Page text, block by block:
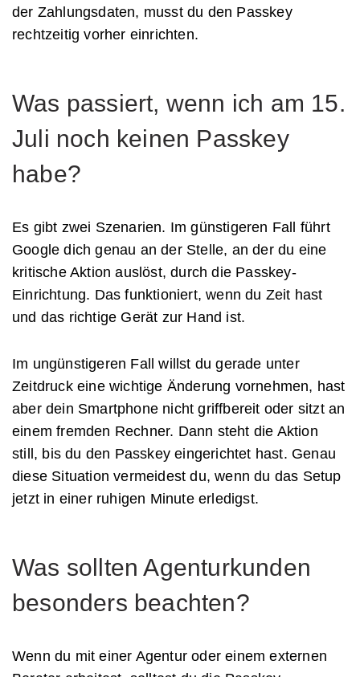
der Zahlungsdaten, musst du den Passkey
rechtzeitig vorher einrichten.
Was passiert, wenn ich am 15.
Juli noch keinen Passkey
habe?
Es gibt zwei Szenarien. Im günstigeren Fall führt
Google dich genau an der Stelle, an der du eine
kritische Aktion auslöst, durch die Passkey-
Einrichtung. Das funktioniert, wenn du Zeit hast
und das richtige Gerät zur Hand ist.
Im ungünstigeren Fall willst du gerade unter
Zeitdruck eine wichtige Änderung vornehmen, hast
aber dein Smartphone nicht griffbereit oder sitzt an
einem fremden Rechner. Dann steht die Aktion
still, bis du den Passkey eingerichtet hast. Genau
diese Situation vermeidest du, wenn du das Setup
jetzt in einer ruhigen Minute erledigst.
Was sollten Agenturkunden
besonders beachten?
Wenn du mit einer Agentur oder einem externen